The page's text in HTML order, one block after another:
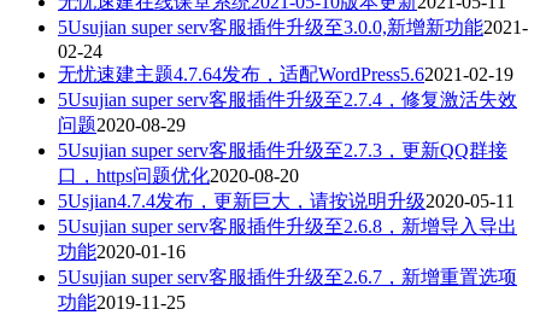
5Usujian super serv客服插件升级至3.0.0,新增新功能2021-
02-24
无忧速建主题4.7.64发布，适配WordPress5.62021-02-19
5Usujian super serv客服插件升级至2.7.4，修复激活失效
问题2020-08-29
5Usujian super serv客服插件升级至2.7.3，更新QQ群接
口，https问题优化2020-08-20
5Usjian4.7.4发布，更新巨大，请按说明升级2020-05-11
5Usujian super serv客服插件升级至2.6.8，新增导入导出
功能2020-01-16
5Usujian super serv客服插件升级至2.6.7，新增重置选项
功能2019-11-25